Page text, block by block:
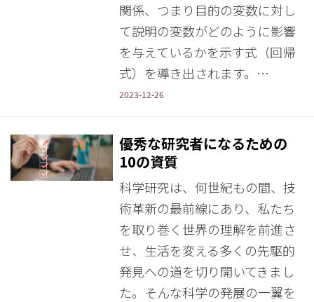
関係、つまり目的の変数に対し
て説明の変数がどのように影響
を与えているかを示す式（回帰
式）を導き出されます。…
2023-12-26
優秀な研究者になるための
10の資質
科学研究は、何世紀もの間、技
術革新の最前線にあり、私たち
を取り巻く世界の理解を前進さ
せ、生活を変える多くの先駆的
発見への道を切り開いてきまし
た。そんな科学の発展の一翼を